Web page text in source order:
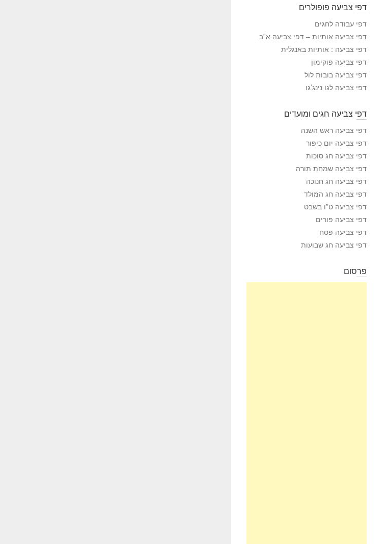
י
ה
צ
י
ע
ה
דפי צביעה פופולרים
דפי עבודה לחגים
דפי צביעה אותיות – דפי צביעה א”ב
דפי צביעה : אותיות באנגלית
דפי צביעה פוקימון
דפי צביעה בובות לול
דפי צביעה לגו נינג’גו
דפי צביעה חגים ומועדים
דפי צביעה ראש השנה
דפי צביעה יום כיפור
דפי צביעה חג סוכות
דפי צביעה שמחת תורה
דפי צביעה חג חנוכה
דפי צביעה חג המולד
דפי צביעה ט”ו בשבט
דפי צביעה פורים
דפי צביעה פסח
דפי צביעה חג שבועות
פרסום